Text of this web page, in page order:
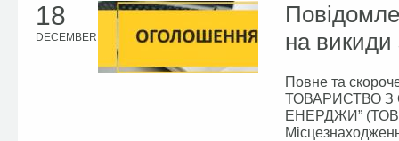
18
DECEMBER
на
Повне та
ТОВАРИСТВО З
ЕНЕРДЖИ” (ТОВ